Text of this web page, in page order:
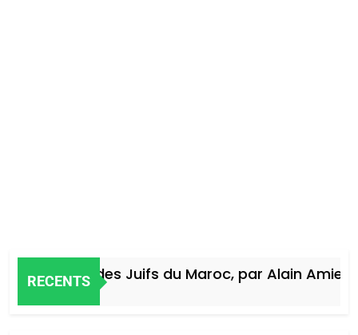
RECENTS
Histoire des Juifs du Maroc, par Alain Amiel